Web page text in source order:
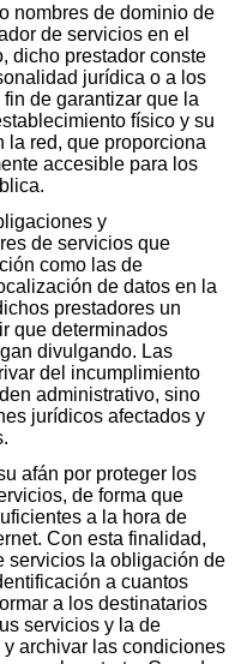
nombres de dominio de
de servicios en el
dicho prestador conste
jurídica o a los
de garantizar que la
físico y su
red, que proporciona
accesible para los
y
de servicios que
como las de
de datos en la
prestadores un
que determinados
divulgando. Las
del incumplimiento
administrativo, sino
jurídicos afectados y
afán por proteger los
de forma que
a la hora de
Con esta finalidad,
servicios la obligación de
a cuantos
a los destinatarios
servicios y la de
archivar las condiciones